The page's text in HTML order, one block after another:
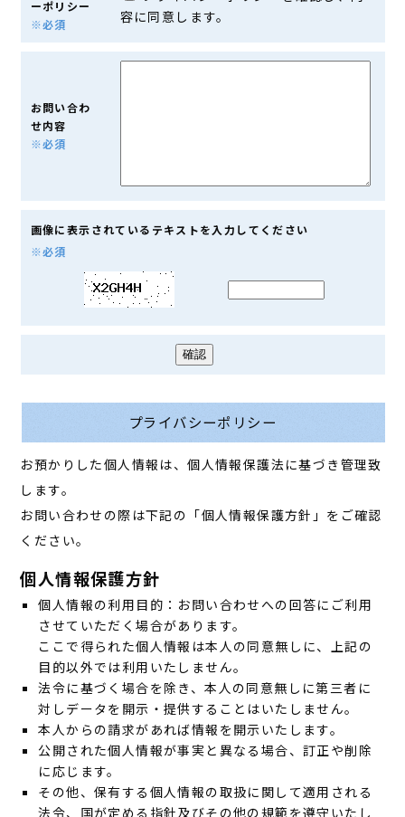
ーポリシー
※必須
容に同意します。
お問い合わ
せ内容
※必須
画像に表示されているテキストを入力してください
※必須
プライバシーポリシー
お預かりした個人情報は、個人情報保護法に基づき管理致
します。
お問い合わせの際は下記の「個人情報保護方針」をご確認
ください。
個人情報保護方針
個人情報の利用目的：お問い合わせへの回答にご利用
させていただく場合があります。
ここで得られた個人情報は本人の同意無しに、上記の
目的以外では利用いたしません。
法令に基づく場合を除き、本人の同意無しに第三者に
対しデータを開示・提供することはいたしません。
本人からの請求があれば情報を開示いたします。
公開された個人情報が事実と異なる場合、訂正や削除
に応じます。
その他、保有する個人情報の取扱に関して適用される
法令、国が定める指針及びその他の規範を遵守いたし